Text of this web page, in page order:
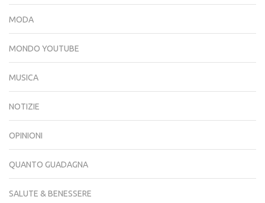
MODA
MONDO YOUTUBE
MUSICA
NOTIZIE
OPINIONI
QUANTO GUADAGNA
SALUTE & BENESSERE